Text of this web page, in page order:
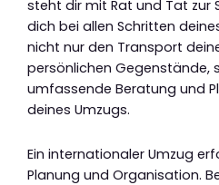
steht dir mit Rat und Tat zur
dich bei allen Schritten
nicht nur den Transport
persönlichen Gegenstände,
umfassende Beratung und
deines Umzugs.
Ein internationaler Umzug
Planung und Organisation.